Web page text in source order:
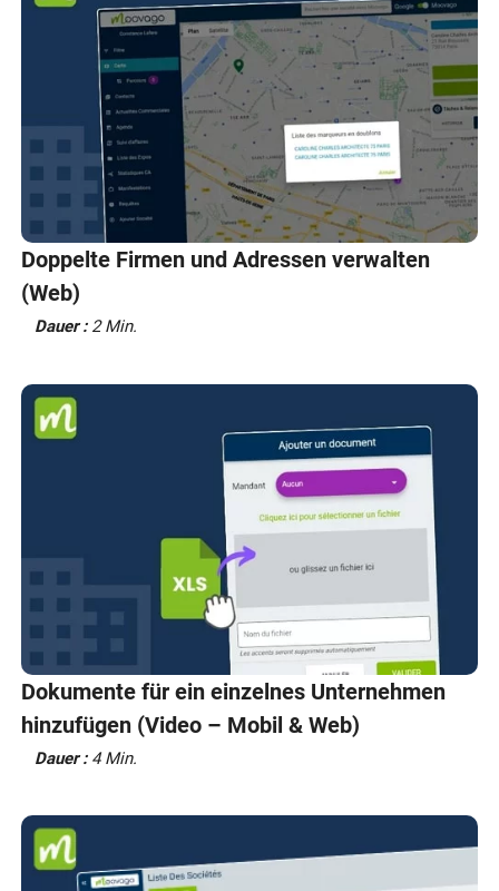
Doppelte Firmen und Adressen verwalten
(Web)
Dauer : 2 Min.
Dokumente für ein einzelnes Unternehmen
hinzufügen (Video – Mobil & Web)
Dauer : 4 Min.